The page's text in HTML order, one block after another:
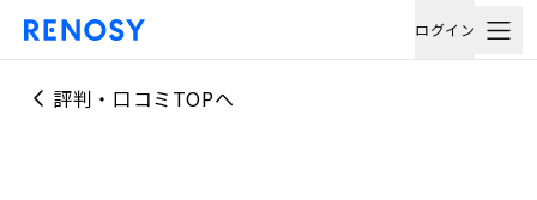
ログイン
評判・口コミTOPへ